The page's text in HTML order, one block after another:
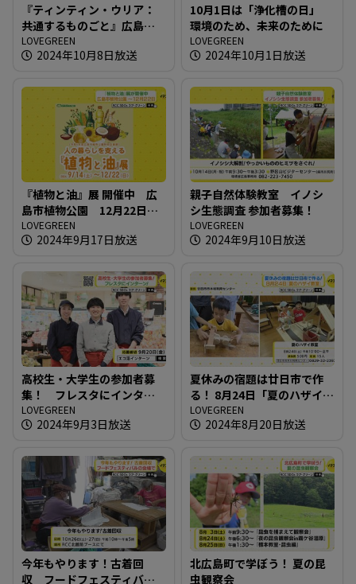
『ティンティン・ウリア：
共通するものごと』広島市
現代美術館で初個展
LOVEGREEN
2024年10月8日放送
10月1日は「浄化槽の日」
環境のため、未来のために
LOVEGREEN
2024年10月1日放送
『植物と油』展 開催中 広
島市植物公園 12月22日ま
で
LOVEGREEN
2024年9月17日放送
親子自然体験教室 イノシ
シ生態調査 参加者募集！
LOVEGREEN
2024年9月10日放送
高校生・大学生の参加者募
集！ フレスタにインター
ン！
LOVEGREEN
2024年9月3日放送
夏休みの宿題は廿日市で作
る！ 8月24日「夏のハザイ教
室」
LOVEGREEN
2024年8月20日放送
今年もやります！古着回
収 フードフェスティバル
北広島町で学ぼう！ 夏の昆
虫観察会